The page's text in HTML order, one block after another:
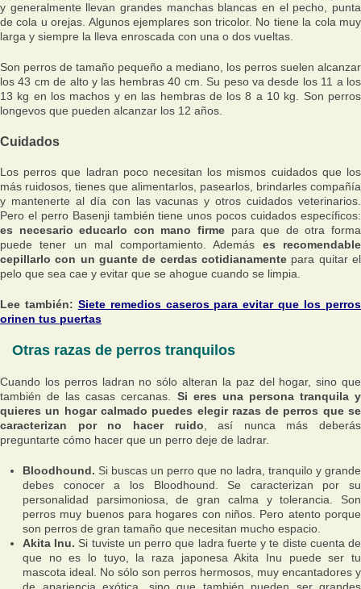
y generalmente llevan grandes manchas blancas en el pecho, punta
de cola u orejas. Algunos ejemplares son tricolor. No tiene la cola muy
larga y siempre la lleva enroscada con una o dos vueltas.
Son perros de tamaño pequeño a mediano, los perros suelen alcanzar
los 43 cm de alto y las hembras 40 cm. Su peso va desde los 11 a los
13 kg en los machos y en las hembras de los 8 a 10 kg. Son perros
longevos que pueden alcanzar los 12 años.
Cuidados
Los perros que ladran poco necesitan los mismos cuidados que los
más ruidosos, tienes que alimentarlos, pasearlos, brindarles compañía
y mantenerte al día con las vacunas y otros cuidados veterinarios.
Pero el perro Basenji también tiene unos pocos cuidados específicos:
es necesario educarlo con mano firme para que de otra forma
puede tener un mal comportamiento. Además es recomendable
cepillarlo con un guante de cerdas cotidianamente para quitar el
pelo que sea cae y evitar que se ahogue cuando se limpia.
Lee también: Siete remedios caseros para evitar que los perros
orinen tus puertas
Otras razas de perros tranquilos
Cuando los perros ladran no sólo alteran la paz del hogar, sino que
también de las casas cercanas. Si eres una persona tranquila y
quieres un hogar calmado puedes elegir razas de perros que se
caracterizan por no hacer ruido , así nunca más deberás
preguntarte cómo hacer que un perro deje de ladrar.
Bloodhound. Si buscas un perro que no ladra, tranquilo y grande
debes conocer a los Bloodhound. Se caracterizan por su
personalidad parsimoniosa, de gran calma y tolerancia. Son
perros muy buenos para hogares con niños. Pero atento porque
son perros de gran tamaño que necesitan mucho espacio.
Akita Inu. Si tuviste un perro que ladra fuerte y te diste cuenta de
que no es lo tuyo, la raza japonesa Akita Inu puede ser tu
mascota ideal. No sólo son perros hermosos, muy encantadores y